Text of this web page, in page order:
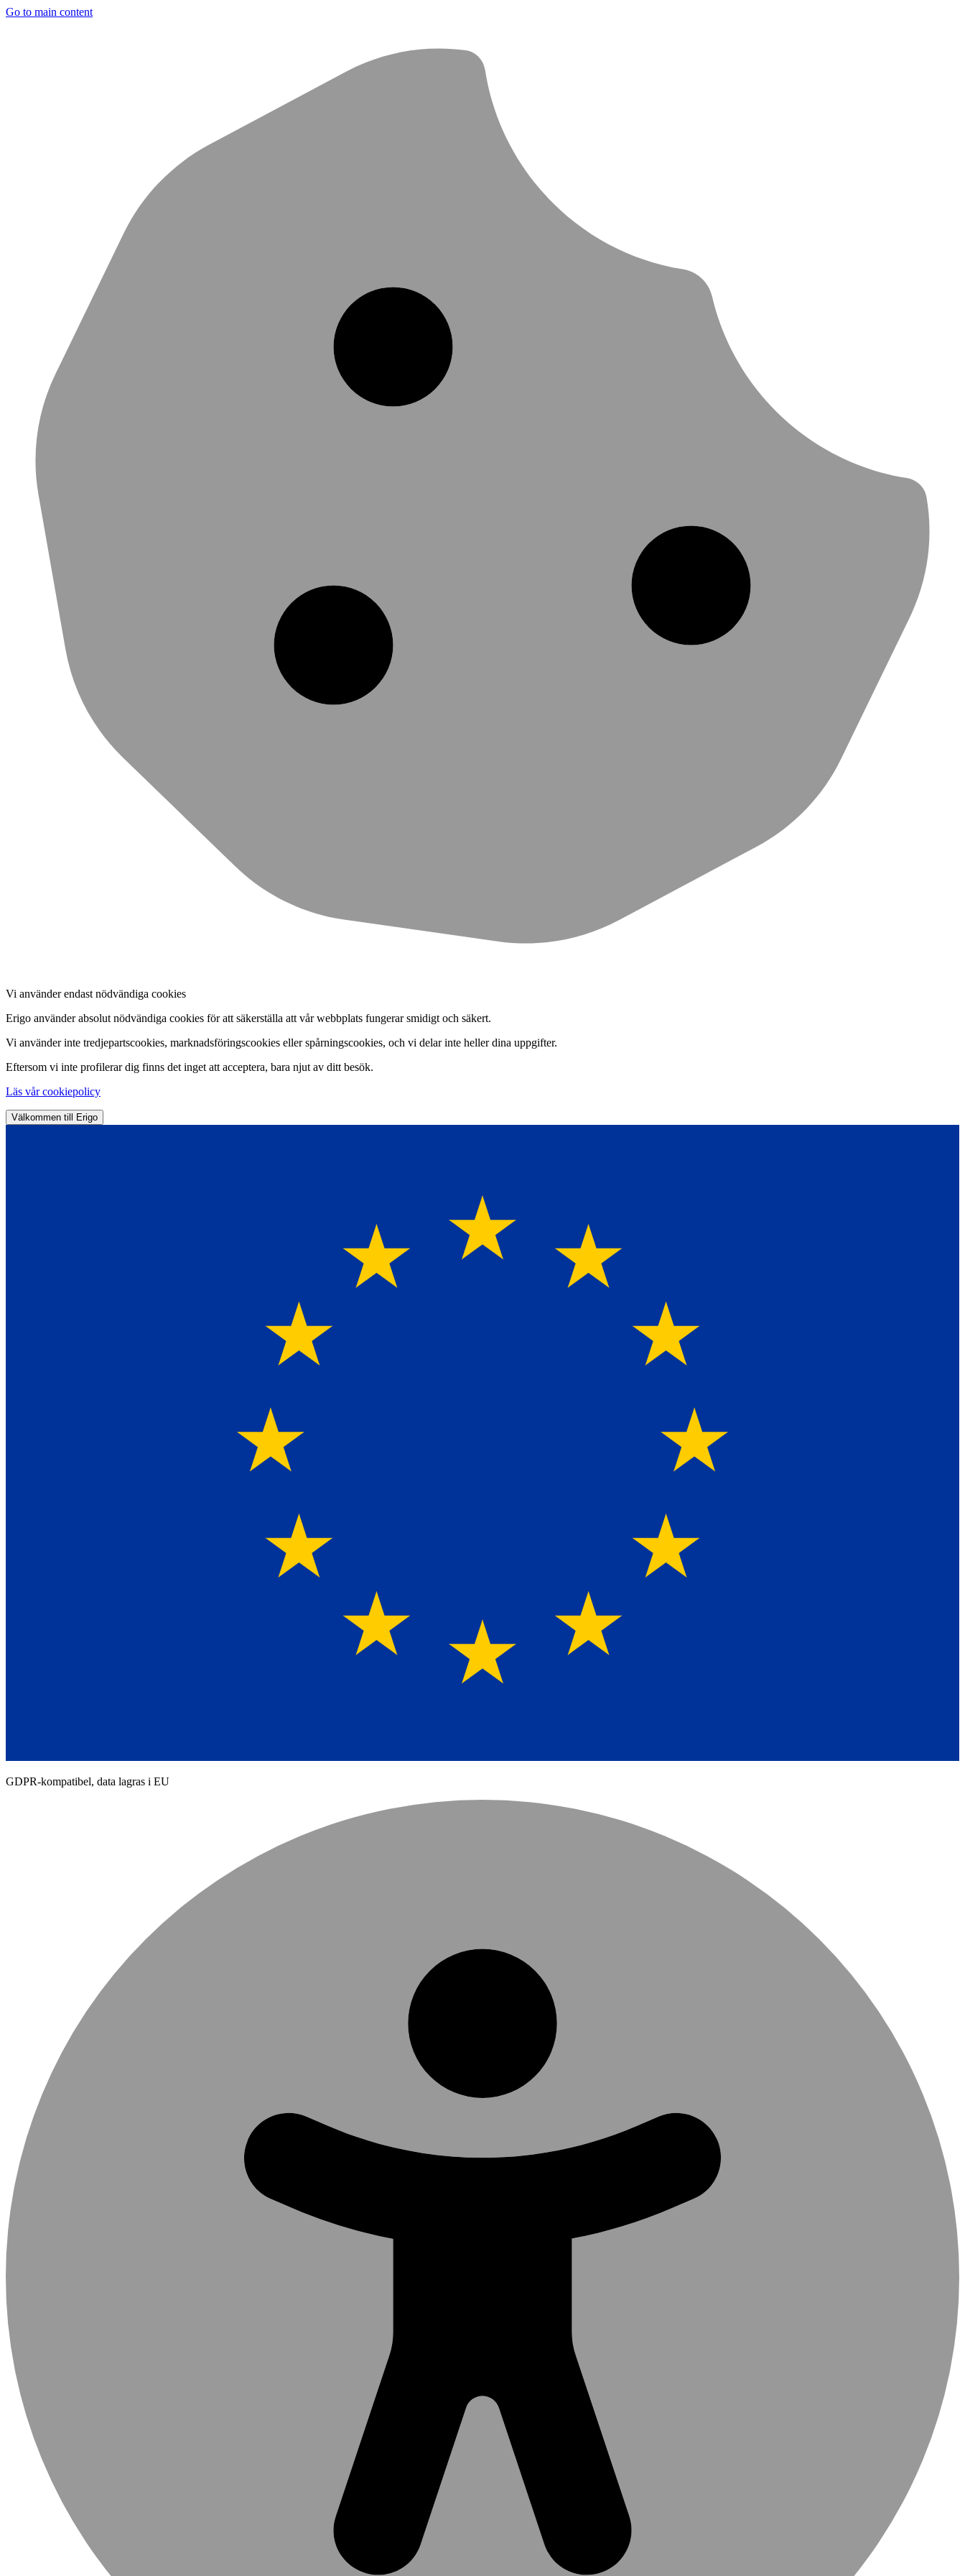
Go to main content
Vi använder endast nödvändiga cookies
Erigo använder absolut nödvändiga cookies för att säkerställa att vår webbplats fungerar smidigt och säkert.
Vi använder inte tredjepartscookies, marknadsföringscookies eller spårningscookies, och vi delar inte heller dina uppgifter.
Eftersom vi inte profilerar dig finns det inget att acceptera, bara njut av ditt besök.
Läs vår cookiepolicy
Välkommen till Erigo
GDPR-kompatibel, data lagras i EU